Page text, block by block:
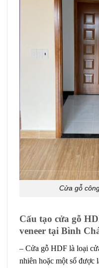
Cửa gỗ
Cấu tạo cửa gỗ
veneer tại Bình
– Cửa gỗ HDF là loại
nhiên hoặc một số được